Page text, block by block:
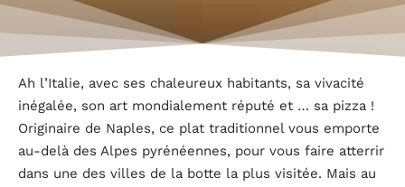
Ah l’Italie, avec ses chaleureux habitants, sa vivacité
inégalée, son art mondialement réputé et … sa pizza !
Originaire de Naples, ce plat traditionnel vous emporte
au-delà des Alpes pyrénéennes, pour vous faire atterrir
dans une des villes de la botte la plus visitée. Mais au